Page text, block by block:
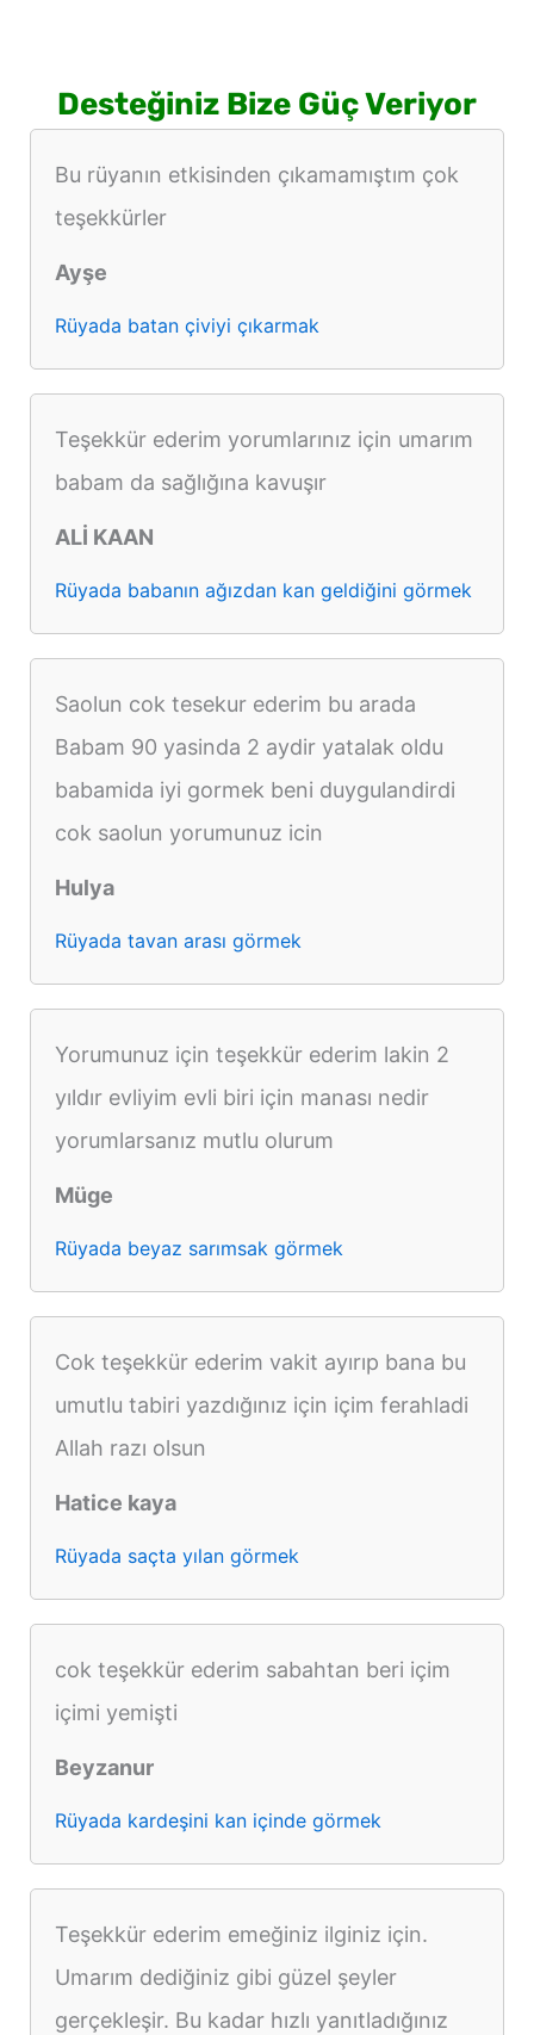
Desteğiniz Bize Güç Veriyor
Bu rüyanın etkisinden çıkamamıştım çok
teşekkürler
Ayşe
Rüyada batan çiviyi çıkarmak
Teşekkür ederim yorumlarınız için umarım
babam da sağlığına kavuşır
ALİ KAAN
Rüyada babanın ağızdan kan geldiğini görmek
Saolun cok tesekur ederim bu arada
Babam 90 yasinda 2 aydir yatalak oldu
babamida iyi gormek beni duygulandirdi
cok saolun yorumunuz icin
Hulya
Rüyada tavan arası görmek
Yorumunuz için teşekkür ederim lakin 2
yıldır evliyim evli biri için manası nedir
yorumlarsanız mutlu olurum
Müge
Rüyada beyaz sarımsak görmek
Cok teşekkür ederim vakit ayırıp bana bu
umutlu tabiri yazdığınız için içim ferahladi
Allah razı olsun
Hatice kaya
Rüyada saçta yılan görmek
cok teşekkür ederim sabahtan beri içim
içimi yemişti
Beyzanur
Rüyada kardeşini kan içinde görmek
Teşekkür ederim emeğiniz ilginiz için.
Umarım dediğiniz gibi güzel şeyler
gerçekleşir. Bu kadar hızlı yanıtladığınız